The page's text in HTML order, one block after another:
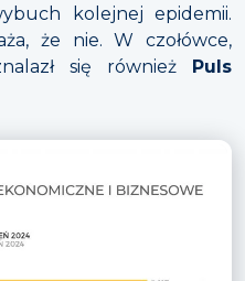
kolejnej epidemii.
że nie. W czołówce,
się również Puls